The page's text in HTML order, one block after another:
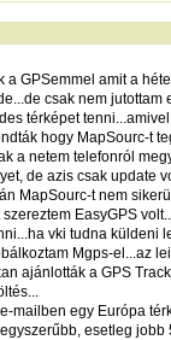
a GPSemmel amit a
csak nem jutottam
térképet
hogy MapSourc-t
a netem telefonról
de azis csak update
MapSourc-t nem
EasyGPS
vki tudna küldeni
Mgps-el...az
ajánlották a GPS
mailben egy Európa
esetleg